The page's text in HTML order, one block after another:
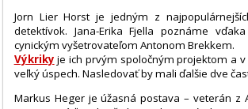
Jorn Lier Horst je jedným z
detektívok. Jana-Erika Fjella poznáme
cynickým vyšetrovateľom Antonom Brekkem.
Výkriky je ich prvým spoločným projektom a
veľký úspech. Nasledovať by mali ďalšie dve
Markus Heger je úžasná postava – veterán z